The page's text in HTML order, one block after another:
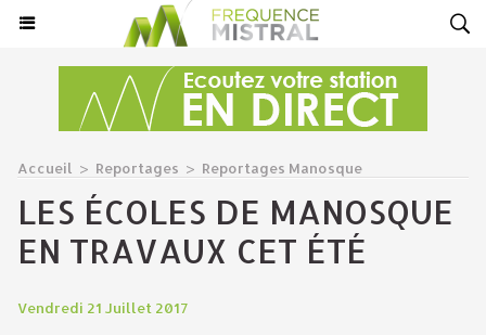
Accueil > Reportages > Reportages Manosque
LES ÉCOLES DE MANOSQUE
EN TRAVAUX CET ÉTÉ
Vendredi 21 Juillet 2017